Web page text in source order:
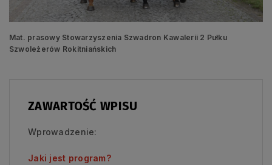
Mat. prasowy Stowarzyszenia Szwadron Kawalerii 2 Pułku
Szwoleżerów Rokitniańskich
ZAWARTOŚĆ WPISU
Wprowadzenie:
Jaki jest program?